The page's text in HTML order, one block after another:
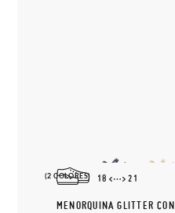
(2 COLORES) 18 21
MENORQUINA GLITTER CON